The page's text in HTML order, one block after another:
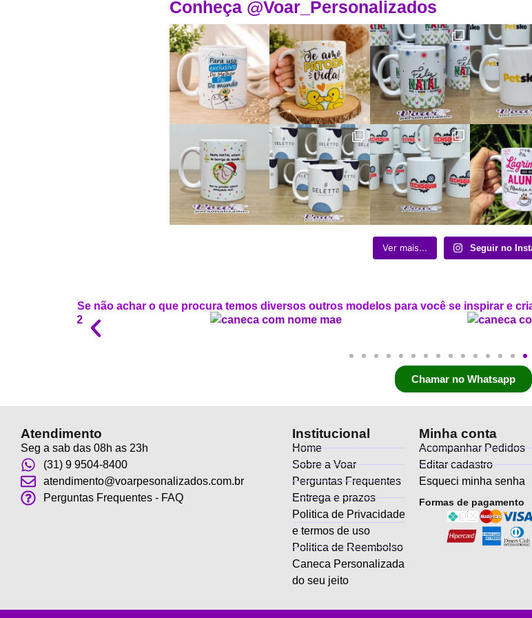
Conheça @Voar_Personalizados
Ver mais... Seguir no
Se não achar o que procura temos diversos outros modelos para você se inspirar e
Chamar no Whatsapp
Atendimento
Seg a sab das 08h as 23h
(31) 9 9504-8400
atendimento@voarpesonalizados.com.br
Perguntas Frequentes - FAQ
Institucional
Home
Sobre a Voar
Perguntas Frequentes
Entrega e prazos
Politica de Privacidade
e termos de uso
Politica de Reembolso
Caneca Personalizada
do seu jeito
Minha conta
Acompanhar Pedidos
Editar cadastro
Esqueci minha senha
Formas de pagamento